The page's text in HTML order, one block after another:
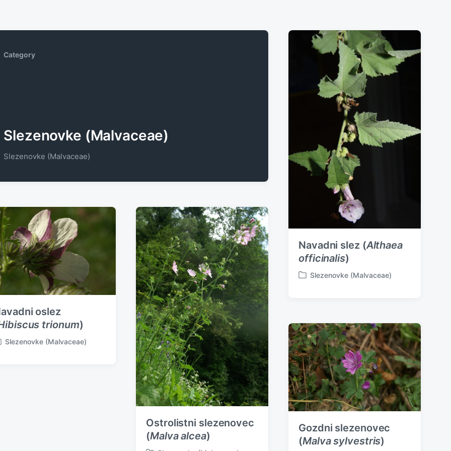
Category
Slezenovke (Malvaceae)
Slezenovke (Malvaceae)
Navadni slez (Althaea
officinalis)
P
e
d
i
n
Slezenovke (Malvaceae)
oslez
trionum)
Slezenovke (Malvaceae)
Ostrolistni slezenovec
(Malva alcea)
Gozdni slezenovec
(Malva sylvestris)